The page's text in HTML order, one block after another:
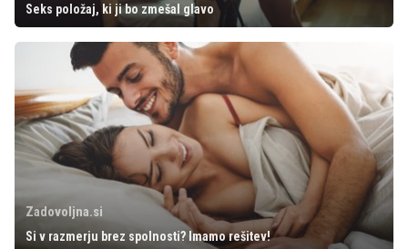
Seks položaj, ki ji bo zmešal glavo
Zadovoljna.si
Si v razmerju brez spolnosti? Imamo rešitev!